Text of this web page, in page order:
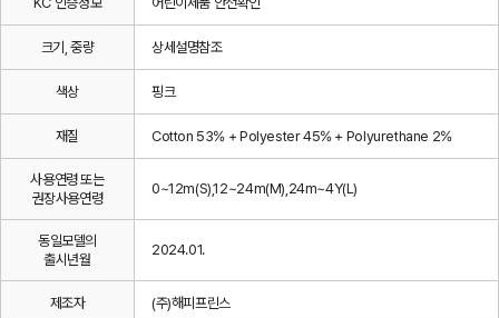
크기, 중량 상세설명참조
색상 핑크
재질 Cotton 53% + Polyester 45% + Polyurethane 2%
사용연령 또는
권장사용연령
0~12m(S),12~24m(M),24m~4Y(L)
동일모델의
출시년월
2024.01.
제조자 (주)해피프린스